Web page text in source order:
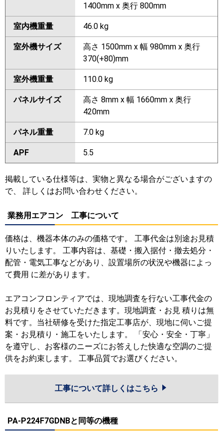
1400mm x 奥行 800mm
室内機重量 46.0 kg
室外機サイズ
高さ 1500mm x 幅 980mm x 奥行
370(+80)mm
室外機重量 110.0 kg
パネルサイズ
高さ 8mm x 幅 1660mm x 奥行
420mm
パネル重量 7.0 kg
APF 5.5
掲載している仕様等は、実物と異なる場合がございますの
で、 詳しくはお問い合わせください。
業務用エアコン 工事について
価格は、機器本体のみの価格です。 工事代金は別途お見積
りいたします。 工事内容は、基礎・搬入据付・撤去処分・
配管・電気工事などがあり、設置場所の状況や機器によっ
て費用 に差があります。
エアコンフロンティアでは、現地調査を行ない工事代金の
お見積りをさせていただきます。現地調査・お見 積りは無
料です。当社研修を受けた指定工事店が、現地に伺いご提
案・お見積り・施工をいたします。 「安心・安全・丁寧」
を遵守し、お客様のニーズにお答えした快適な空調のご提
供をお約束します。 工事品質でお選びください。
工事について詳しくはこちら
PA-P224F7GDNBと同等の機種